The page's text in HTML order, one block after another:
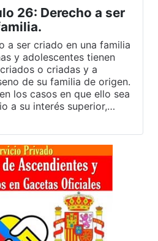
26: Derecho a ser
a ser criado en una familia
y adolescentes tienen
o criadas y a
de su familia de origen.
los casos en que ello sea
a su interés superior,…